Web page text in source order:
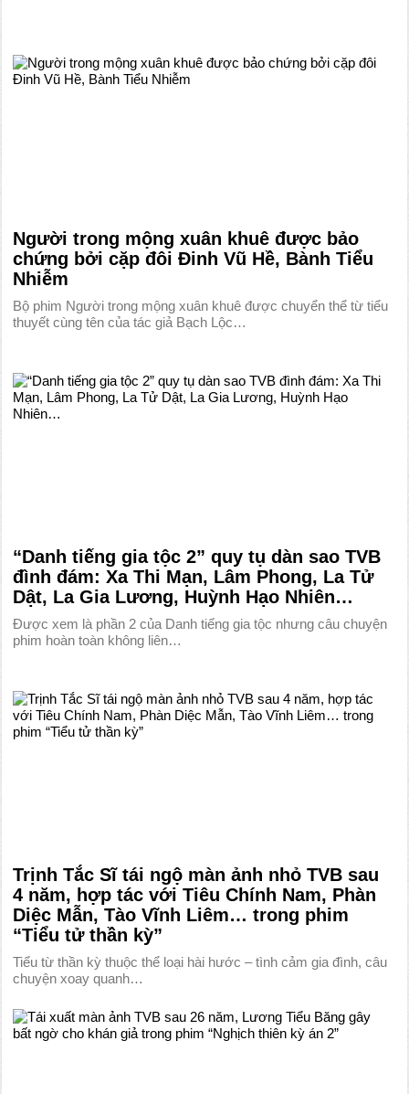
Người trong mộng xuân khuê được bảo
chứng bởi cặp đôi Đinh Vũ Hề, Bành Tiểu
Nhiễm
Bộ phim Người trong mộng xuân khuê được chuyển thể từ tiểu
thuyết cùng tên của tác giả Bạch Lộc…
“Danh tiếng gia tộc 2” quy tụ dàn sao TVB
đình đám: Xa Thi Mạn, Lâm Phong, La Tử
Dật, La Gia Lương, Huỳnh Hạo Nhiên…
Được xem là phần 2 của Danh tiếng gia tộc nhưng câu chuyện
phim hoàn toàn không liên…
Trịnh Tắc Sĩ tái ngộ màn ảnh nhỏ TVB sau
4 năm, hợp tác với Tiêu Chính Nam, Phàn
Diệc Mẫn, Tào Vĩnh Liêm… trong phim
“Tiểu tử thần kỳ”
Tiểu từ thần kỳ thuộc thể loại hài hước – tình cảm gia đình, câu
chuyện xoay quanh…